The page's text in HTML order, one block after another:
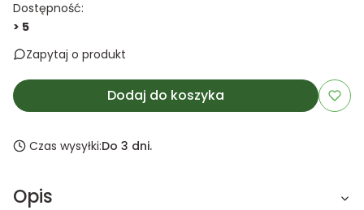
Dostępność:
> 5
Zapytaj o produkt
Dodaj do koszyka
Czas wysyłki:Do 3 dni.
Opis